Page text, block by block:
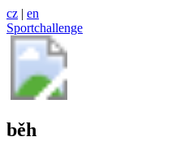
cz | en
Sportchallenge
běh